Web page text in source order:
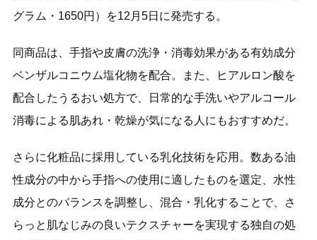
グラム・1650円）を12月5日に発売する。
同商品は、手指や皮膚の洗浄・消毒効果がある有効成分
ベンザルコニウム塩化物を配合。また、ヒアルロン酸を
配合したうるおい処方で、日常的な手洗いやアルコール
消毒による肌あれ・乾燥が気になる人にもおすすめだ。
さらに化粧品に採用している乳化技術を応用。数ある油
性成分の中から手指への使用に適したものを選定、水性
成分とのバランスを調整し、混合・乳化することで、さ
らっと肌なじみの良いテクスチャーを実現する独自の処